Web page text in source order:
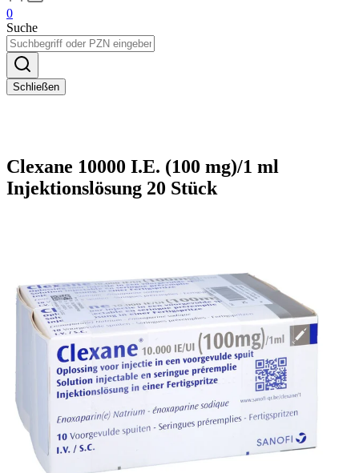
0
Suche
Schließen
Clexane 10000 I.E. (100 mg)/1 ml
Injektionslösung 20 Stück